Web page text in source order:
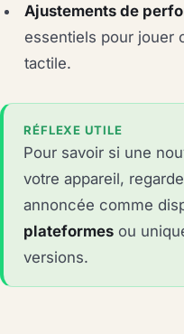
Ajustements de
essentiels pour jouer
tactile.
RÉFLEXE UTILE
Pour savoir si une
votre appareil,
annoncée comme
plateformes ou
versions.